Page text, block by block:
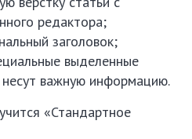
редактора;
заголовок;
выделенные
важную информацию.
«Стандартное